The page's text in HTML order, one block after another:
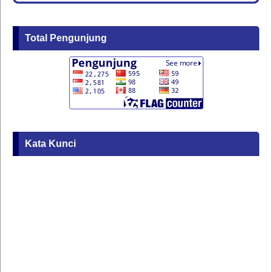
Total Pengunjung
Kata Kunci